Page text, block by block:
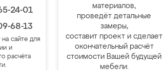
24-01
68-13
на сайте для
и
расчёта
материалов,
проведёт детальные
замеры,
составит проект и сделает
окончательный расчёт
стоимости Вашей будущей
мебели.